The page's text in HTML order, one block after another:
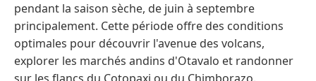
pendant la saison sèche, de juin à septembre
principalement. Cette période offre des conditions
optimales pour découvrir l'avenue des volcans,
explorer les marchés andins d'Otavalo et randonner